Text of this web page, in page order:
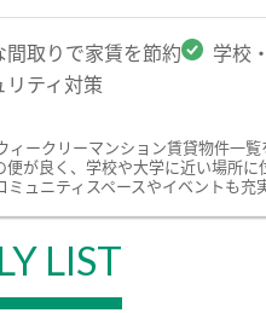
間取りで家賃を節約 学校
ティ対策
ークリーマンション賃貸物件一
が良く、学校や大学に近い場所
ュニティスペースやイベントも充
LIST